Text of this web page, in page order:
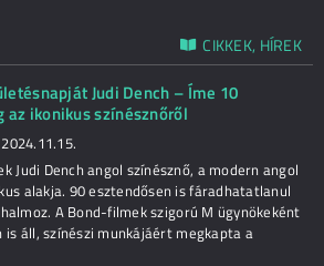
CIKKEK, HÍREK
Judi Dench – Íme 10
az ikonikus színésznőről
2024.11.15.
Judi Dench angol színésznő, a modern angol
alakja. 90 esztendősen is fáradhatatlanul
A Bond-filmek szigorú M ügynökeként
is áll, színészi munkájáért megkapta a